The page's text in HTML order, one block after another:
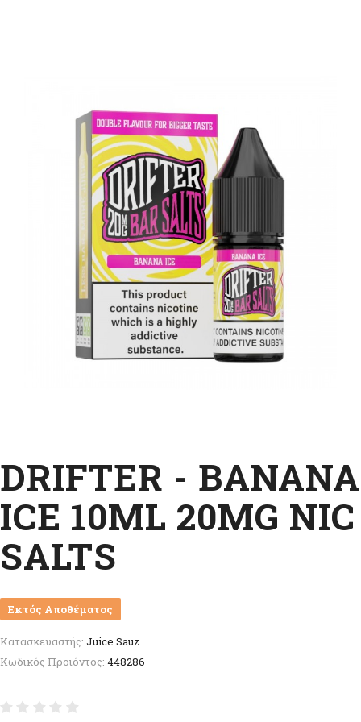
DRIFTER - BANANA
ICE 10ML 20MG NIC
SALTS
Εκτός Αποθέματος
Κατασκευαστής: Juice Sauz
Κωδικός Προϊόντος: 448286